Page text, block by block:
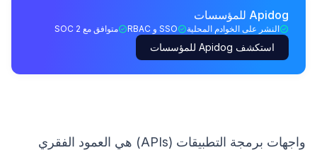
Apidog للمؤسسات
النشر على الخوادم المحلية SSO و RBAC متوافق مع SOC 2
استكشف Apidog للمؤسسات
واجهات برمجة التطبيقات (APIs) هي العمود الفقري